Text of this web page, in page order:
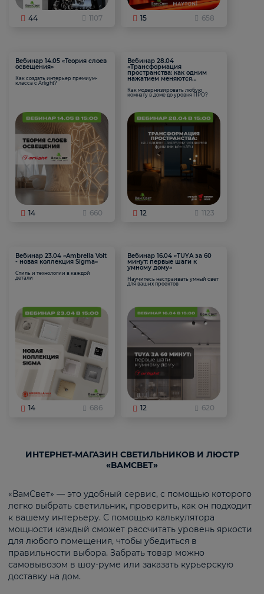
44 1107 15 658
Вебинар 14.05 «Теория слоев
освещения»
Как создать интерьер премиум-
класса с Arlight?
14 660
Вебинар 28.04
«Трансформация
пространства: как одним
нажатием меняются
Как модернизировать любую
комнату в доме до уровня ПРО?
12 1123
Вебинар 23.04 «Ambrella Volt
- новая коллекция Sigma»
Стиль и технологии в каждой
детали
14 686
Вебинар 16.04 «TUYA за 60
минут: первые шаги к
умному дому»
Научитесь настраивать умный свет
для ваших проектов
12 620
ИНТЕРНЕТ-МАГАЗИН СВЕТИЛЬНИКОВ И ЛЮСТР
«ВАМСВЕТ»
«ВамСвет» — это удобный сервис, с помощью которого
легко выбрать светильник, проверить, как он подходит
к вашему интерьеру. С помощью калькулятора
мощности каждый сможет рассчитать уровень яркости
для любого помещения, чтобы убедиться в
правильности выбора. Забрать товар можно
самовывозом в шоу-руме или заказать курьерскую
доставку на дом.